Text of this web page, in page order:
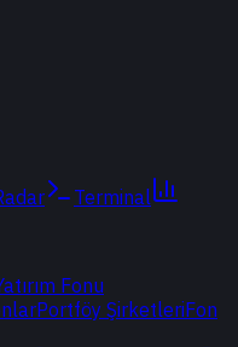
Terminal
Fonu
Portföy ŞirketleriFon